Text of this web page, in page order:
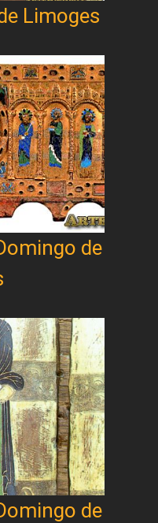
Limoges
de
de